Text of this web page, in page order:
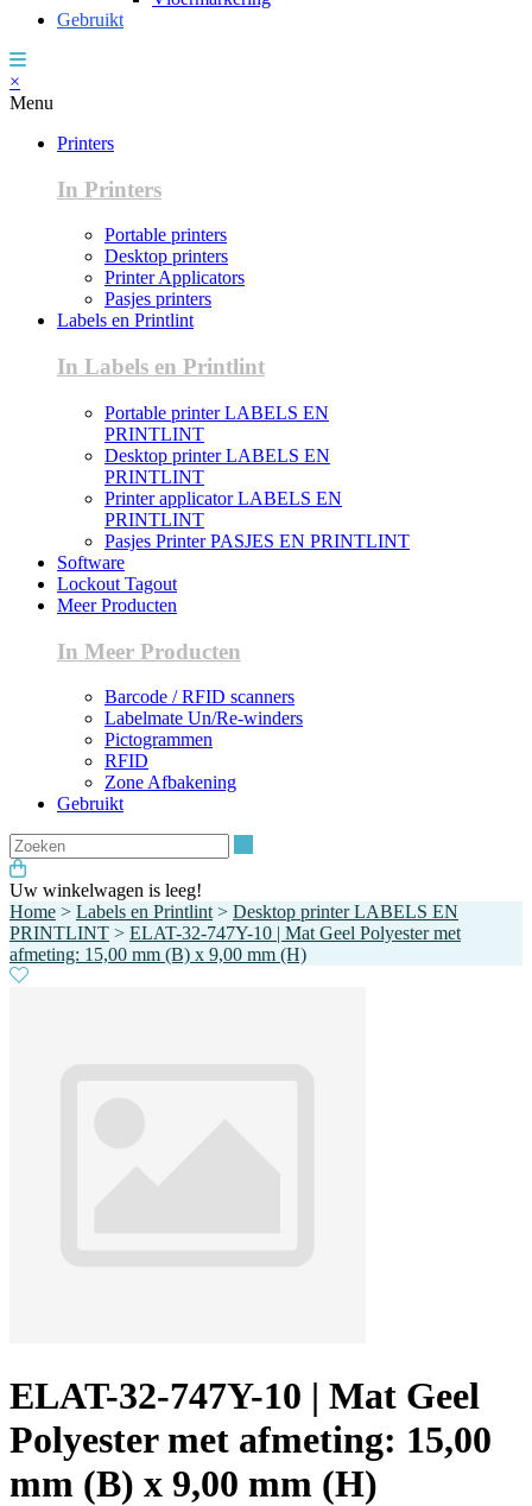
Gebruikt
×
Menu
Printers
In Printers
Portable printers
Desktop printers
Printer Applicators
Pasjes printers
Labels en Printlint
In Labels en Printlint
Portable printer LABELS EN
PRINTLINT
Desktop printer LABELS EN
PRINTLINT
Printer applicator LABELS EN
PRINTLINT
Pasjes Printer PASJES EN PRINTLINT
Software
Lockout Tagout
Meer Producten
In Meer Producten
Barcode / RFID scanners
Labelmate Un/Re-winders
Pictogrammen
RFID
Zone Afbakening
Gebruikt
Uw winkelwagen is leeg!
Home > Labels en Printlint > Desktop printer LABELS EN
PRINTLINT > ELAT-32-747Y-10 | Mat Geel Polyester met
afmeting: 15,00 mm (B) x 9,00 mm (H)
ELAT-32-747Y-10 | Mat Geel
Polyester met afmeting: 15,00
mm (B) x 9,00 mm (H)